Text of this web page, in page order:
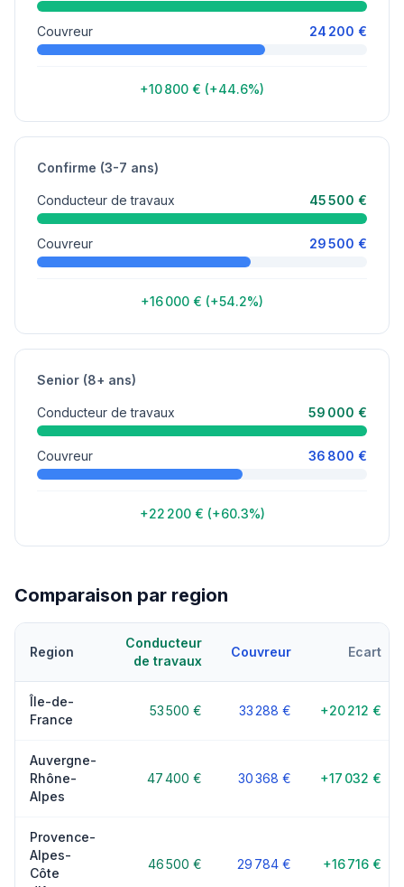
Couvreur 24 200 €
+10 800 € (+44.6%)
Confirme (3-7 ans)
Conducteur de travaux 45 500 €
Couvreur 29 500 €
+16 000 € (+54.2%)
Senior (8+ ans)
Conducteur de travaux 59 000 €
Couvreur 36 800 €
+22 200 € (+60.3%)
Comparaison par region
Region
Conducteur
de travaux
Couvreur Ecart
Île-de-
France
53 500 € 33 288 € +20 212 €
Auvergne-
Rhône-
Alpes
47 400 € 30 368 € +17 032 €
Provence-
Alpes-
Côte
46 500 € 29 784 € +16 716 €